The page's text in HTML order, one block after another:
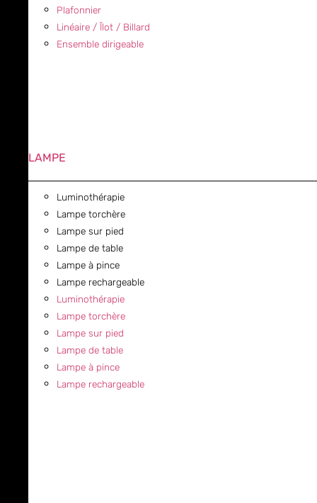
Plafonnier
Linéaire / Îlot / Billard
Ensemble dirigeable
LAMPE
Luminothérapie
Lampe torchère
Lampe sur pied
Lampe de table
Lampe à pince
Lampe rechargeable
Luminothérapie
Lampe torchère
Lampe sur pied
Lampe de table
Lampe à pince
Lampe rechargeable